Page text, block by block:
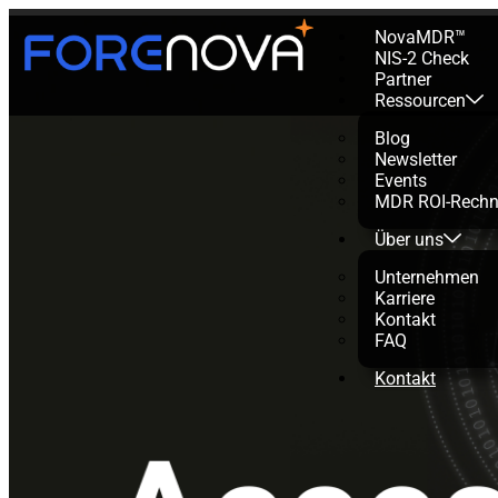
NovaMDR™
NIS-2 Check
Partner
Ressourcen
Blog
Newsletter
Events
MDR ROI-
Über uns
Unternehmen
Karriere
Kontakt
FAQ
Kontakt